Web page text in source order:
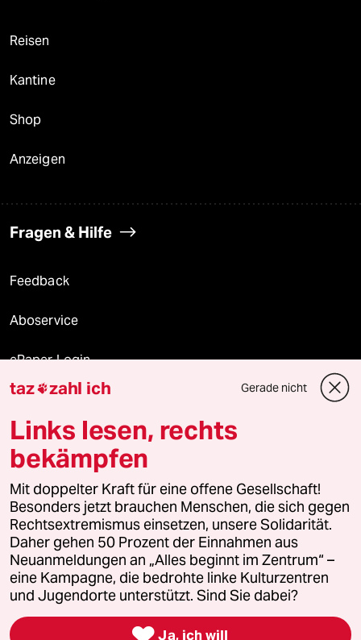
Reisen
Kantine
Shop
Anzeigen
Fragen & Hilfe
Feedback
Aboservice
ePaper Login
Downloads für Abonnierende
© 2026 taz Verlags und Vertriebs GmbH
Alle Rechte vorbehalten. Bei rechtlichen Fragen oder für Genehmigungen
wenden Sie sich bitte an
lizenzen@taz.de
Feedback Redaktionsstatut Kommune-Richtlinien
Leitlinie Informant Datenschutz Impressum AGB
Seitenwende Einwilligungen widerrufen (Ads)
taz zahl ich Gerade nicht
Links lesen, rechts
bekämpfen
Mit doppelter Kraft für eine offene Gesellschaft!
Besonders jetzt brauchen Menschen, die sich gegen
Rechtsextremismus einsetzen, unsere Solidarität.
Daher gehen 50 Prozent der Einnahmen aus
Neuanmeldungen an „Alles beginnt im Zentrum“ –
eine Kampagne, die bedrohte linke Kulturzentren
und Jugendorte unterstützt. Sind Sie dabei?
 Ja, ich will